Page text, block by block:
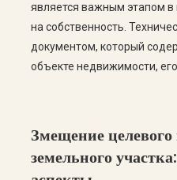
является важным этапом
на собственность.
документом, который
объекте недвижимости,
распространенные
получения технического […]
Змещение
земельного